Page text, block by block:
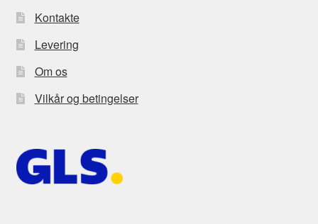
Kontakte
Levering
Om os
Vilkår og betingelser